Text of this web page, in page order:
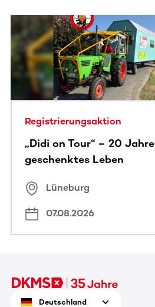
Dieser Bereich enthält
Registrierungsaktion
„Didi on Tour“ – 20 Jahre
geschenktes Leben
Lüneburg
07.08.2026
Deutschland